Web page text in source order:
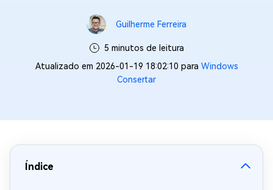
Guilherme Ferreira
5 minutos de leitura
Atualizado em 2026-01-19 18:02:10 para Windows
Consertar
Índice